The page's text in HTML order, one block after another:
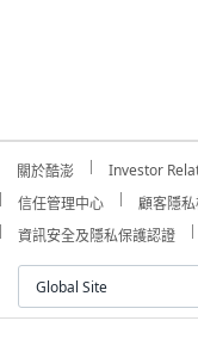
關於酷澎 Investor
信任管理中心
顧客隱
資訊安全及隱私保護認證
Global Site